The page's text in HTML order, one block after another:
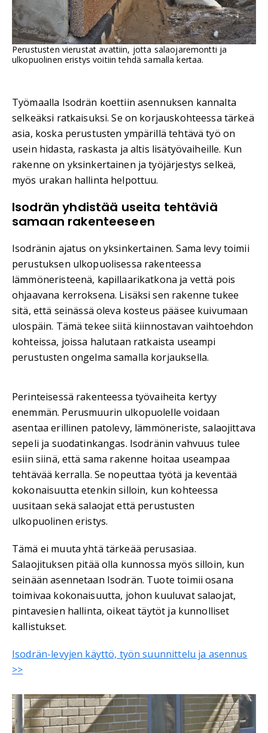
Perustusten vierustat avattiin, jotta salaojaremontti ja
ulkopuolinen eristys voitiin tehdä samalla kertaa.
Työmaalla Isodrän koettiin asennuksen kannalta
selkeäksi ratkaisuksi. Se on korjauskohteessa tärkeä
asia, koska perustusten ympärillä tehtävä työ on
usein hidasta, raskasta ja altis lisätyövaiheille. Kun
rakenne on yksinkertainen ja työjärjestys selkeä,
myös urakan hallinta helpottuu.
Isodrän yhdistää useita tehtäviä
samaan rakenteeseen
Isodränin ajatus on yksinkertainen. Sama levy toimii
perustuksen ulkopuolisessa rakenteessa
lämmöneristeenä, kapillaarikatkona ja vettä pois
ohjaavana kerroksena. Lisäksi sen rakenne tukee
sitä, että seinässä oleva kosteus pääsee kuivumaan
ulospäin. Tämä tekee siitä kiinnostavan vaihtoehdon
kohteissa, joissa halutaan ratkaista useampi
perustusten ongelma samalla korjauksella.
Perinteisessä rakenteessa työvaiheita kertyy
enemmän. Perusmuurin ulkopuolelle voidaan
asentaa erillinen patolevy, lämmöneriste, salaojittava
sepeli ja suodatinkangas. Isodränin vahvuus tulee
esiin siinä, että sama rakenne hoitaa useampaa
tehtävää kerralla. Se nopeuttaa työtä ja keventää
kokonaisuutta etenkin silloin, kun kohteessa
uusitaan sekä salaojat että perustusten
ulkopuolinen eristys.
Tämä ei muuta yhtä tärkeää perusasiaa.
Salaojituksen pitää olla kunnossa myös silloin, kun
seinään asennetaan Isodrän. Tuote toimii osana
toimivaa kokonaisuutta, johon kuuluvat salaojat,
pintavesien hallinta, oikeat täytöt ja kunnolliset
kallistukset.
Isodrän-levyjen käyttö, työn suunnittelu ja asennus
>>